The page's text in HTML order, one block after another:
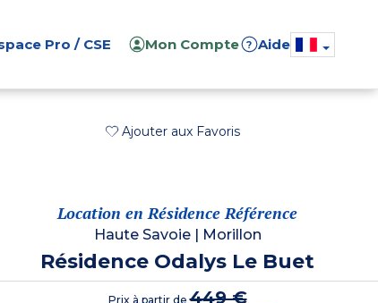
Pro / CSE Mon Compte ? Aide
Ajouter aux Favoris
Location en Résidence Référence
Haute Savoie| Morillon
Résidence Odalys Le Buet
Prix à partir de449 €